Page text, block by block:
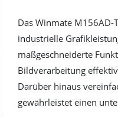
Das Winmate
industrielle
maßgeschneiderte
Bildverarbeitung
Darüber hinaus
gewährleistet einen